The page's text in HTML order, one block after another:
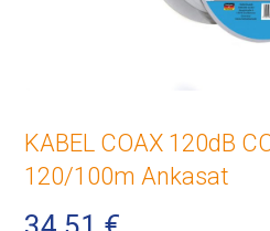
KABEL COAX 120dB
120/100m Ankasat